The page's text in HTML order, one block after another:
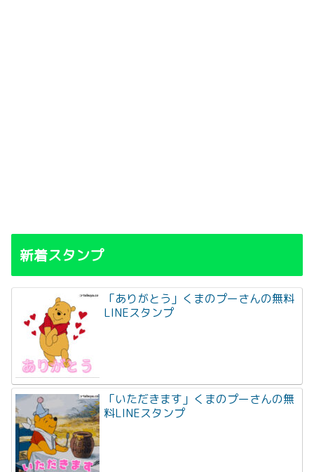
新着スタンプ
「ありがとう」くまのプーさんの無料
LINEスタンプ
「いただきます」くまのプーさんの無
料LINEスタンプ